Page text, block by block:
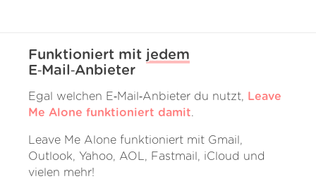
Funktioniert mit jedem
E‑Mail‑Anbieter
Egal welchen E‑Mail‑Anbieter du nutzt,
Leave
Me Alone funktioniert damit.
Leave Me Alone funktioniert mit Gmail,
Outlook, Yahoo, AOL, Fastmail, iCloud und
vielen mehr!